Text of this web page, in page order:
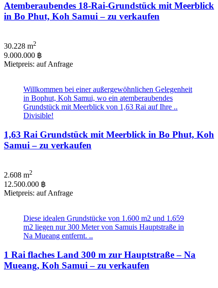
Atemberaubendes 18-Rai-Grundstück mit Meerblick
in Bo Phut, Koh Samui – zu verkaufen
30.228 m2
9.000.000 ฿
Mietpreis: auf Anfrage
Willkommen bei einer außergewöhnlichen Gelegenheit
in Bophut, Koh Samui, wo ein atemberaubendes
Grundstück mit Meerblick von 1,63 Rai auf Ihre ..
Divisible!
1,63 Rai Grundstück mit Meerblick in Bo Phut, Koh
Samui – zu verkaufen
2.608 m2
12.500.000 ฿
Mietpreis: auf Anfrage
Diese idealen Grundstücke von 1.600 m2 und 1.659
m2 liegen nur 300 Meter von Samuis Hauptstraße in
Na Mueang entfernt. ..
1 Rai flaches Land 300 m zur Hauptstraße – Na
Mueang, Koh Samui – zu verkaufen